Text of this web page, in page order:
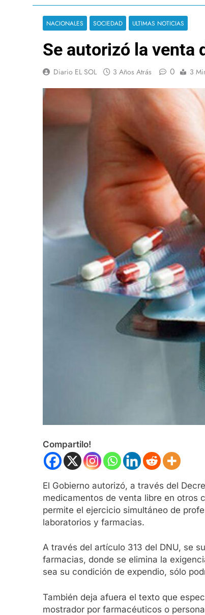
NACIONALES SOCIEDAD ULTIMAS NOTICIAS
Se autorizó la venta
Diario EL SOL 3 Años Atrás 0 3
Compartilo!
El Gobierno autorizó, a través del
medicamentos de venta libre en otros
permite el ejercicio simultáneo de
laboratorios y farmacias.
A través del artículo 313 del DNU, se
farmacias, donde se elimina la
sea su condición de expendio, sólo
También deja afuera el texto que
mostrador por farmacéuticos o